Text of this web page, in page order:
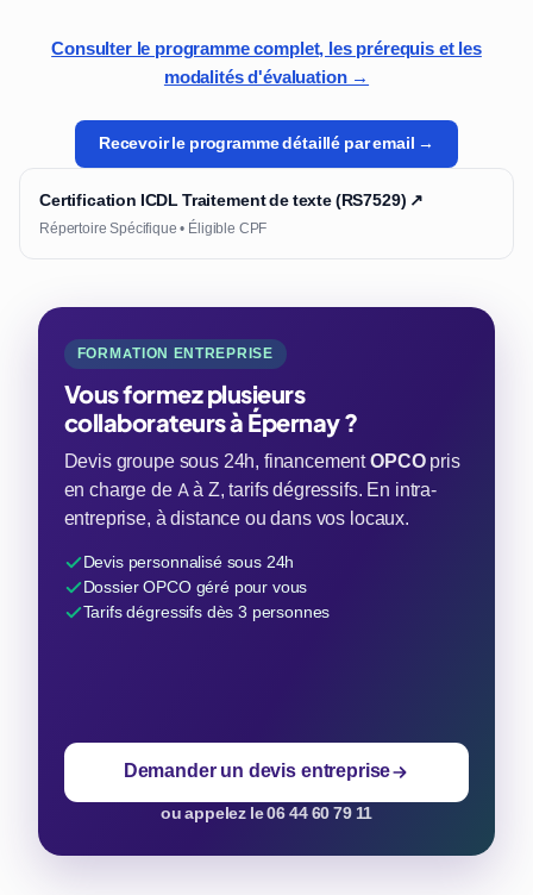
Consulter le programme complet, les prérequis et les
modalités d'évaluation →
Recevoir le programme détaillé par email →
Certification ICDL Traitement de texte (RS7529) ↗
Répertoire Spécifique • Éligible CPF
FORMATION ENTREPRISE
Vous formez plusieurs
collaborateurs à Épernay ?
Devis groupe sous 24h, financementOPCOpris
en charge de A à Z, tarifs dégressifs. En intra-
entreprise, à distance ou dans vos locaux.
Devis personnalisé sous 24h
Dossier OPCO géré pour vous
Tarifs dégressifs dès 3 personnes
Demander un devis entreprise
ou appelez le 06 44 60 79 11